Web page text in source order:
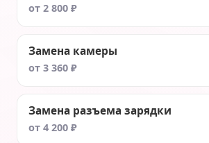
от 2 800 ₽
Замена камеры
от 3 360 ₽
Замена разъема зарядки
от 4 200 ₽